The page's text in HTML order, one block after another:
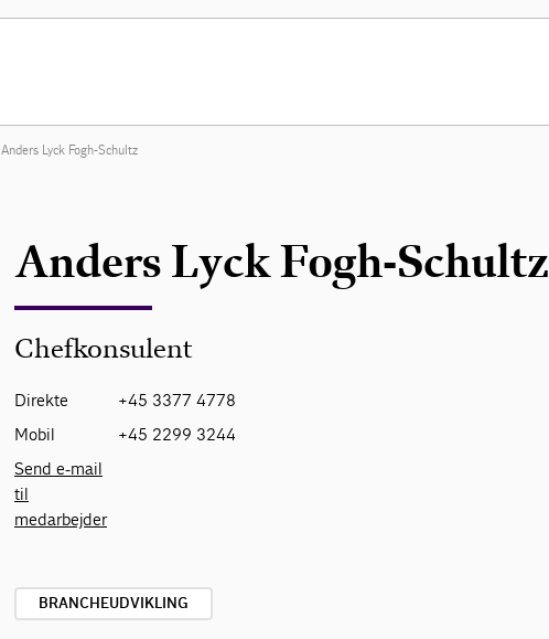
Anders Lyck Fogh-Schultz
Anders Lyck Fogh-Schultz
Chefkonsulent
Direkte
+45 3377 4778
Mobil
+45 2299 3244
Send e-mail
til
medarbejder
BRANCHEUDVIKLING